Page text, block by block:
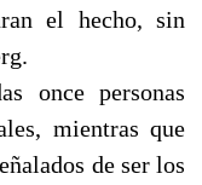
el hecho, sin
once personas
mientras que
de ser los